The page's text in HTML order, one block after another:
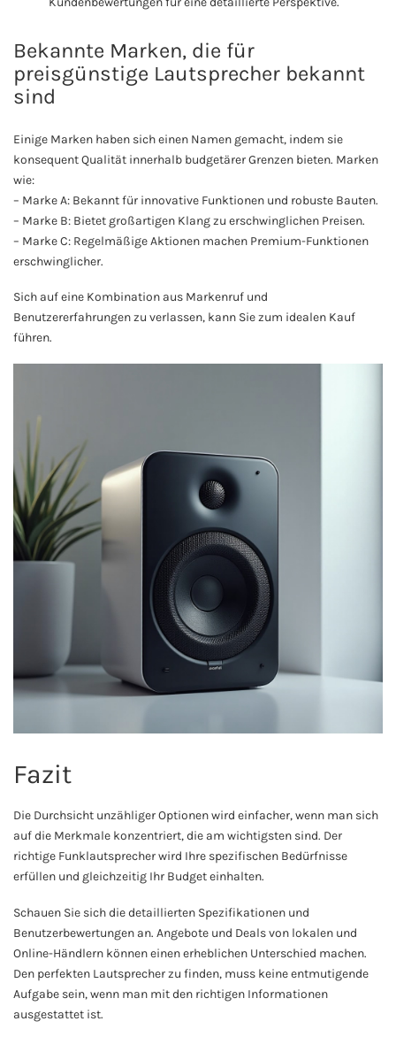
Bekannte Marken, die für
preisgünstige Lautsprecher bekannt
sind
Einige Marken haben sich einen Namen gemacht, indem sie
konsequent Qualität innerhalb budgetärer Grenzen bieten. Marken
wie:
– Marke A: Bekannt für innovative Funktionen und robuste Bauten.
– Marke B: Bietet großartigen Klang zu erschwinglichen Preisen.
– Marke C: Regelmäßige Aktionen machen Premium-Funktionen
erschwinglicher.
Sich auf eine Kombination aus Markenruf und
Benutzererfahrungen zu verlassen, kann Sie zum idealen Kauf
führen.
Fazit
Die Durchsicht unzähliger Optionen wird einfacher, wenn man sich
auf die Merkmale konzentriert, die am wichtigsten sind. Der
richtige Funklautsprecher wird Ihre spezifischen Bedürfnisse
erfüllen und gleichzeitig Ihr Budget einhalten.
Schauen Sie sich die detaillierten Spezifikationen und
Benutzerbewertungen an. Angebote und Deals von lokalen und
Online-Händlern können einen erheblichen Unterschied machen.
Den perfekten Lautsprecher zu finden, muss keine entmutigende
Aufgabe sein, wenn man mit den richtigen Informationen
ausgestattet ist.